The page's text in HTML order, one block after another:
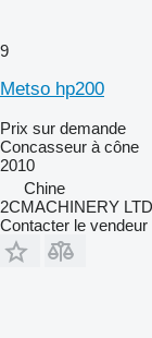
9
Metso hp200
Prix sur demande
Concasseur à cône
2010
Chine
2CMACHINERY LTD
Contacter le vendeur